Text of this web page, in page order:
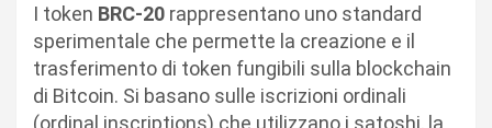
I token BRC-20 rappresentano uno standard
sperimentale che permette la creazione e il
trasferimento di token fungibili sulla blockchain
di Bitcoin. Si basano sulle iscrizioni ordinali
(ordinal inscriptions) che utilizzano i satoshi, la